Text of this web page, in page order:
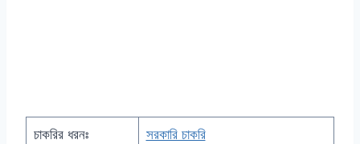
চাকরির ধরনঃ সরকারি চাকরি